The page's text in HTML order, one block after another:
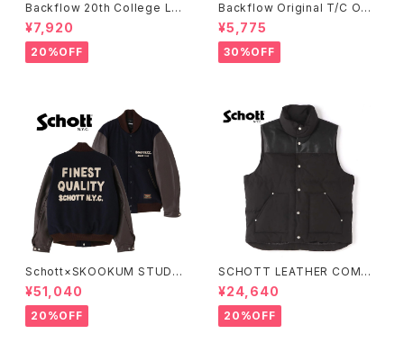
Backflow 20th College Lo
go T/C Sweat
¥7,920
20%OFF
Backflow Original T/C Ope
n Collar S/S Work Shirt
¥5,775
30%OFF
Schott×SKOOKUM STUDIU
M JACKET FINEST QUALIT
Y
¥51,040
20%OFF
SCHOTT LEATHER COMBI
DOWN VEST
¥24,640
20%OFF